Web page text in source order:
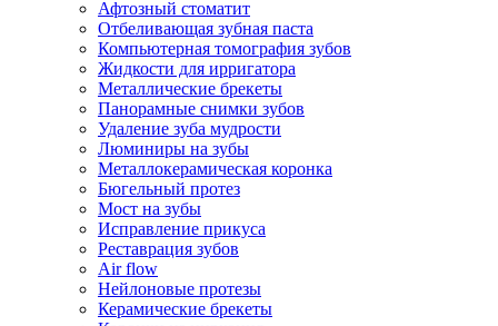
Афтозный стоматит
Отбеливающая зубная паста
Компьютерная томография зубов
Жидкости для ирригатора
Металлические брекеты
Панорамные снимки зубов
Удаление зуба мудрости
Люминиры на зубы
Металлокерамическая коронка
Бюгельный протез
Мост на зубы
Исправление прикуса
Реставрация зубов
Air flow
Нейлоновые протезы
Керамические брекеты